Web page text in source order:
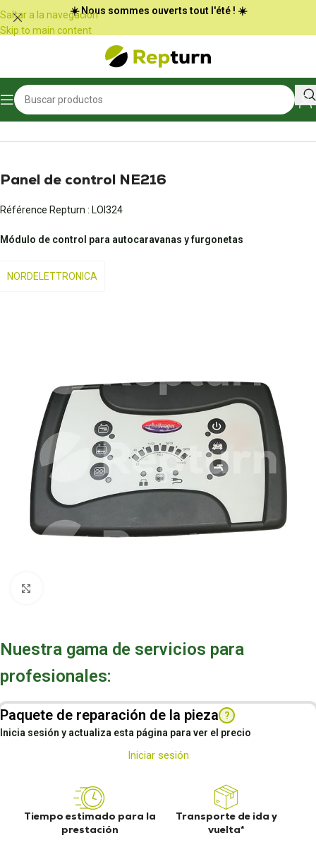
Panel de gestión de cookies
Saltar a la navegación
Skip to main content
☀️ Nous sommes ouverts tout l'été ! ☀️
Inicio/Autocaravanas y furgonetas
Panel de control NE216
Référence Repturn : LOI324
Módulo de control para autocaravanas y furgonetas
NORDELETTRONICA
Nuestra gama de servicios para
profesionales:
Paquete de reparación de la pieza ?
Inicia sesión y actualiza esta página para ver el precio
Iniciar sesión
Tiempo estimado para la
prestación
Transporte de ida y
vuelta*